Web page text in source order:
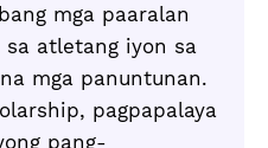
mga paaralan
sa atletang iyon sa
mga panuntunan.
pagpapalaya
pang-